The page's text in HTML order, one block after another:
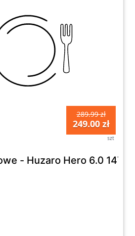
289.99 zł
249.00 zł
szt
- Huzaro Hero 6.0